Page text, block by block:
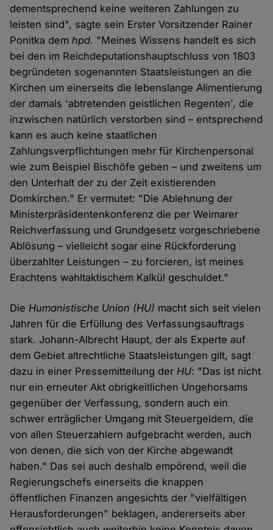
dementsprechend keine weiteren Zahlungen zu
leisten sind", sagte sein Erster Vorsitzender Rainer
Ponitka demhpd. "Meines Wissens handelt es sich
bei den im Reichdeputationshauptschluss von 1803
begründeten sogenannten Staatsleistungen an die
Kirchen um einerseits die lebenslange Alimentierung
der damals 'abtretenden geistlichen Regenten', die
inzwischen natürlich verstorben sind – entsprechend
kann es auch keine staatlichen
Zahlungsverpflichtungen mehr für Kirchenpersonal
wie zum Beispiel Bischöfe geben – und zweitens um
den Unterhalt der zu der Zeit existierenden
Domkirchen." Er vermutet: "Die Ablehnung der
Ministerpräsidentenkonferenz die per Weimarer
Reichverfassung und Grundgesetz vorgeschriebene
Ablösung – vielleicht sogar eine Rückforderung
überzahlter Leistungen – zu forcieren, ist meines
Erachtens wahltaktischem Kalkül geschuldet."
DieHumanistische Union (HU) macht sich seit vielen
Jahren für die Erfüllung des Verfassungsauftrags
stark. Johann-Albrecht Haupt, der als Experte auf
dem Gebiet altrechtliche Staatsleistungen gilt, sagt
dazu in einer Pressemitteilung derHU: "Das ist nicht
nur ein erneuter Akt obrigkeitlichen Ungehorsams
gegenüber der Verfassung, sondern auch ein
schwer erträglicher Umgang mit Steuergeldern, die
von allen Steuerzahlern aufgebracht werden, auch
von denen, die sich von der Kirche abgewandt
haben." Das sei auch deshalb empörend, weil die
Regierungschefs einerseits die knappen
öffentlichen Finanzen angesichts der "vielfältigen
Herausforderungen" beklagen, andererseits aber